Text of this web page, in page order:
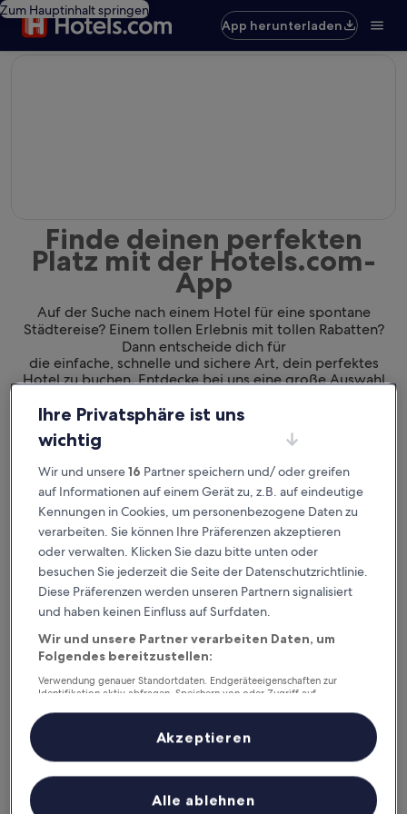
Zum Hauptinhalt springen
App herunterladen
Finde deinen perfekten
Platz mit der Hotels.com-
App
Auf der Suche nach einem Hotel für eine spontane
Städtereise? Einem tollen Erlebnis mit tollen Rabatten?
Dann entscheide dich für
die einfache, schnelle und sichere Art, dein perfektes
Hotel zu buchen. Entdecke bei uns eine große Auswahl
ausgeklügelter Sortier- und Filteroptionen genau die
Unterkunft, die zu dir passt. Wir wollen schließlich sicher
Verfügbar für iOS und Android
Gute Gründe, unsere App
herunterzuladen
Buche jederzeit und überall last minute
Ihre Privatsphäre ist uns
wichtig
Wir und unsere16 Partner speichern und/ oder greifen
auf Informationen auf einem Gerät zu, z.B. auf eindeutige
Kennungen in Cookies, um personenbezogene Daten zu
verarbeiten. Sie können Ihre Präferenzen akzeptieren
oder verwalten. Klicken Sie dazu bitte unten oder
besuchen Sie jederzeit die Seite der Datenschutzrichtlinie.
Diese Präferenzen werden unseren Partnern signalisiert
und haben keinen Einfluss auf Surfdaten.
Wir und unsere Partner verarbeiten Daten, um
Folgendes bereitzustellen:
Verwendung genauer Standortdaten. Endgeräteeigenschaften zur
Identifikation aktiv abfragen. Speichern von oder Zugriff auf
Inhalte, Messung von Werbeleistung und der Performance von Inhalten,
Zielgruppenforschung sowie Entwicklung und Verbesserung von
Liste der Partner (Lieferanten)
Alle ablehnen
Akzeptieren